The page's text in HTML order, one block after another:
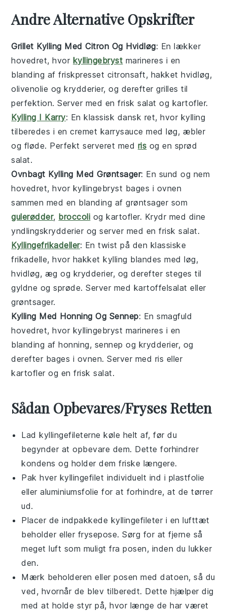
Andre Alternative Opskrifter
Grillet Kylling Med Citron Og Hvidløg: En lækker
hovedret, hvor kyllingebryst marineres i en
blanding af friskpresset citronsaft, hakkethvidløg,
olivenolie og krydderier, og derefter grilles til
perfektion. Server med en frisksalat og kartofler.
Kylling I Karry: En klassisk dansk ret, hvor kylling
tilberedes i en cremet karrysauce medløg, æbler
og fløde. Perfekt serveret med ris og en sprød
salat.
Ovnbagt Kylling Med Grøntsager: En sund og nem
hovedret, hvor kyllingebryst bages i ovnen
sammen med en blanding afgrøntsager som
gulerødder, broccoli ogkartofler. Krydr med dine
yndlingskrydderier og server med en frisksalat.
Kyllingefrikadeller: En twist på den klassiske
frikadelle, hvor hakketkylling blandes medløg,
hvidløg, æg og krydderier, og derefter steges til
gyldne og sprøde. Server med kartoffelsalat eller
grøntsager.
Kylling Med Honning Og Sennep: En smagfuld
hovedret, hvor kyllingebryst marineres i en
blanding afhonning, sennep og krydderier, og
derefter bages i ovnen. Server med ris eller
kartofler og en frisksalat.
Sådan Opbevares/Fryses Retten
Ladkyllingefileterne køle helt af, før du
begynder at opbevare dem. Dette forhindrer
kondens og holder dem friske længere.
Pak hver kyllingefilet individuelt ind i plastfolie
eller aluminiumsfolie for at forhindre, at de tørrer
ud.
Placer de indpakkede kyllingefileter i en lufttæt
beholder eller frysepose. Sørg for at fjerne så
meget luft som muligt fra posen, inden du lukker
den.
Mærk beholderen eller posen med datoen, så du
ved, hvornår de blev tilberedt. Dette hjælper dig
med at holde styr på, hvor længe de har været